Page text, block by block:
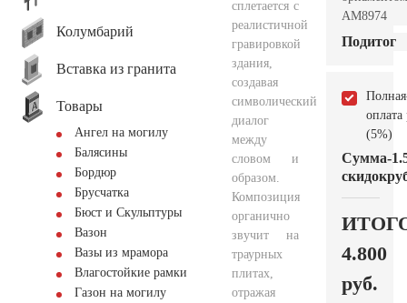
Колумбарий
Вставка из гранита
Товары
Ангел на могилу
Балясины
Бордюр
Брусчатка
Бюст и Скульптуры
Вазон
Вазы из мрамора
Влагостойкие рамки
Газон на могилу
сплетается с
реалистичной
гравировкой
здания,
создавая
символический
диалог
между
словом и
образом.
Композиция
органично
звучит на
траурных
плитах,
отражая
AM8974
Подитог
Полная
оплата
(5%)
Сумма
скидок
-
4.800
руб.